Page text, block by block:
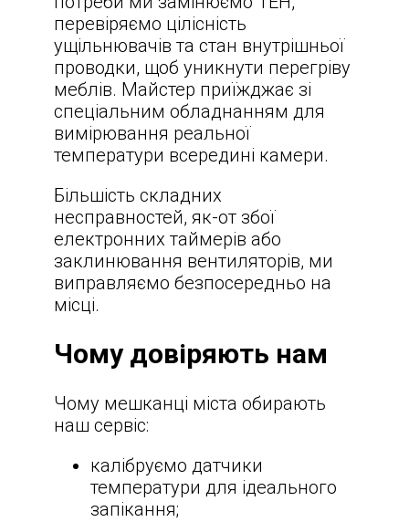
перевіряємо цілісність
ущільнювачів та стан внутрішньої
проводки, щоб уникнути перегріву
меблів. Майстер приїжджає зі
спеціальним обладнанням для
вимірювання реальної
температури всередині камери.
Більшість складних
несправностей, як-от збої
електронних таймерів або
заклинювання вентиляторів, ми
виправляємо безпосередньо на
місці.
Чому довіряють нам
Чому мешканці міста обирають
наш сервіс:
калібруємо датчики
температури для ідеального
запікання;